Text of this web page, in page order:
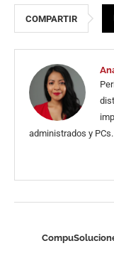
COMPARTIR
administrados y PCs.